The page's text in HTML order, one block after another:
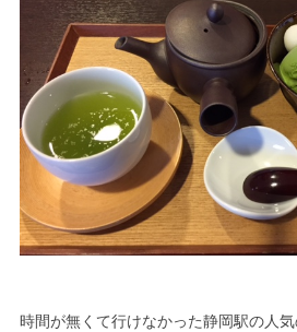
時間が無くて行けなかった静岡駅の人